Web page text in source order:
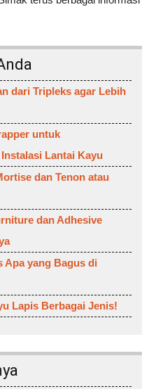
dari Tripleks agar Lebih
untuk
Lantai Kayu
dan Tenon atau
dan Adhesive
Apa yang Bagus di
Lapis Berbagai Jenis!